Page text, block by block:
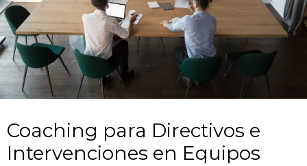
Coaching para Directivos e
Intervenciones en Equipos